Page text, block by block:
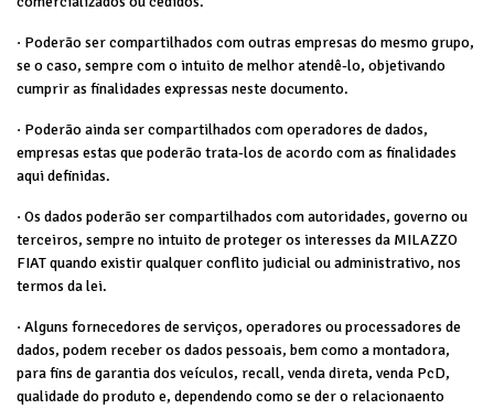
· Poderão ser compartilhados com outras empresas do mesmo grupo,
se o caso, sempre com o intuito de melhor atendê-lo, objetivando
cumprir as finalidades expressas neste documento.
· Poderão ainda ser compartilhados com operadores de dados,
empresas estas que poderão trata-los de acordo com as finalidades
aqui definidas.
· Os dados poderão ser compartilhados com autoridades, governo ou
terceiros, sempre no intuito de proteger os interesses da MILAZZO
FIAT quando existir qualquer conflito judicial ou administrativo, nos
termos da lei.
· Alguns fornecedores de serviços, operadores ou processadores de
dados, podem receber os dados pessoais, bem como a montadora,
para fins de garantia dos veículos, recall, venda direta, venda PcD,
qualidade do produto e, dependendo como se der o relacionaento